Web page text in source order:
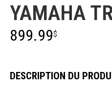
YAMAHA
899.99$
DESCRIPTION DU